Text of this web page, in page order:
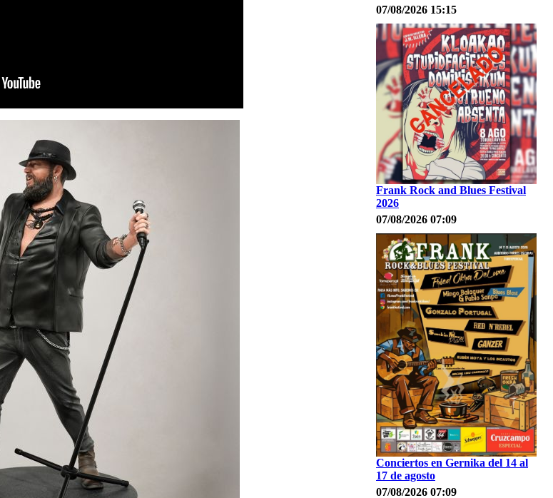
07/08/2026 15:15
Frank Rock and Blues Festival
2026
07/08/2026 07:09
Conciertos en Gernika del 14 al
17 de agosto
07/08/2026 07:09